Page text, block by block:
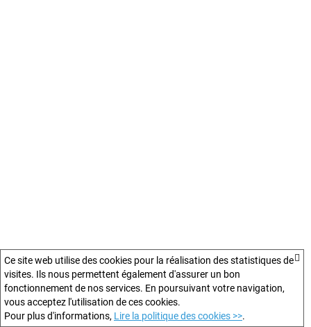
Ce site web utilise des cookies pour la réalisation des statistiques de
visites. Ils nous permettent également d'assurer un bon
fonctionnement de nos services. En poursuivant votre navigation,
vous acceptez l'utilisation de ces cookies.
Pour plus d'informations, Lire la politique des cookies >>.